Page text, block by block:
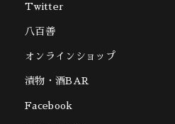
Twitter
八百善
オンラインショップ
漬物・酒BAR
Facebook